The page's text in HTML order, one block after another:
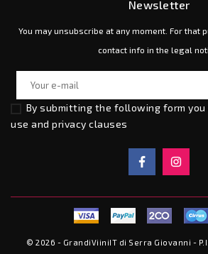
Newsletter
You may unsubscribe at any moment. For that
contact info in the legal
By submitting the following form you
use and privacy clauses
© 2026 - GrandiViiniIT di Serra Giovanni - P.I.: